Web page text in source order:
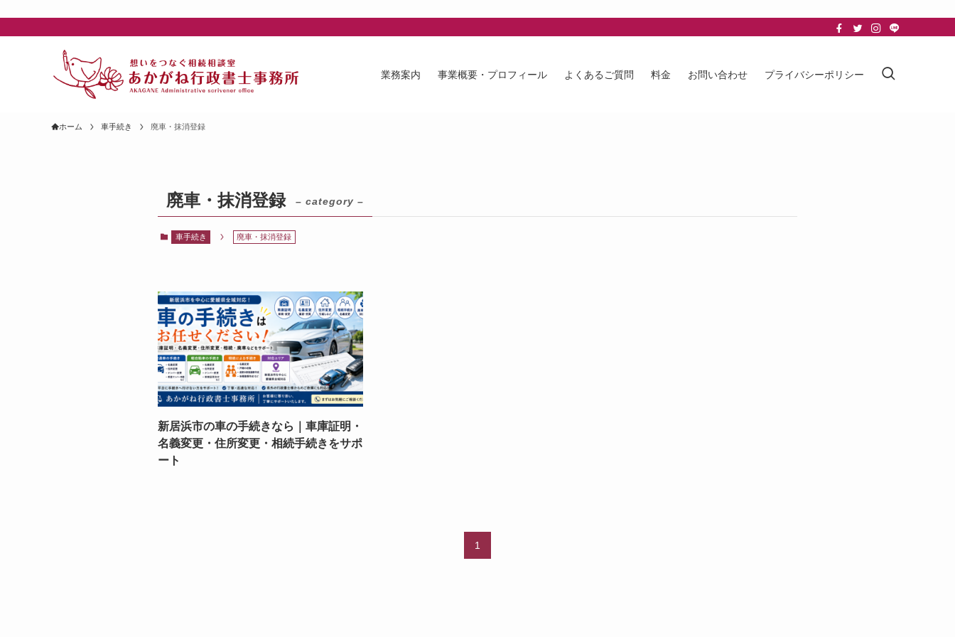
業務案内 事業概要・プロフィール よくあるご質問 料金 お問い合わせ プライバシーポリシー
ホーム 車手続き 廃車・抹消登録
廃車・抹消登録 – category –
車手続き 廃車・抹消登録
新居浜市の車の手続きなら｜車庫証明・
名義変更・住所変更・相続手続きをサポ
ート
1